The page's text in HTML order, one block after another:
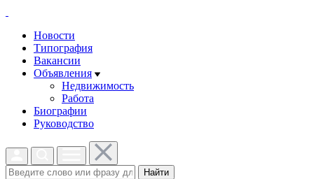
Новости
Типография
Вакансии
Объявления
Недвижимость
Работа
Биографии
Руководство
Найти